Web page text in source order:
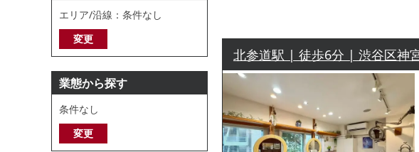
エリア/沿線：条件なし
変更
業態から探す
条件なし
変更
北参道駅 | 徒歩6分 | 渋谷区神